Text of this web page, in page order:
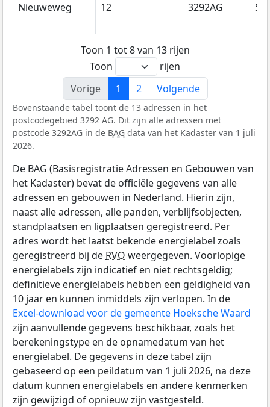
Nieuweweg 12 3292AG
Toon 1 tot 8 van 13 rijen
Toon
rijen
Vorige
1 2 Volgende
Bovenstaande tabel toont de 13 adressen in het
postcodegebied 3292 AG. Dit zijn alle adressen met
postcode 3292AG in de BAG data van het Kadaster van 1 juli
2026.
De BAG (Basisregistratie Adressen en Gebouwen van
het Kadaster) bevat de officiële gegevens van alle
adressen en gebouwen in Nederland. Hierin zijn,
naast alle adressen, alle panden, verblijfsobjecten,
standplaatsen en ligplaatsen geregistreerd. Per
adres wordt het laatst bekende energielabel zoals
geregistreerd bij de RVO weergegeven. Voorlopige
energielabels zijn indicatief en niet rechtsgeldig;
definitieve energielabels hebben een geldigheid van
10 jaar en kunnen inmiddels zijn verlopen. In de
Excel-download voor de gemeente Hoeksche Waard
zijn aanvullende gegevens beschikbaar, zoals het
berekeningstype en de opnamedatum van het
energielabel. De gegevens in deze tabel zijn
gebaseerd op een peildatum van 1 juli 2026, na deze
datum kunnen energielabels en andere kenmerken
zijn gewijzigd of opnieuw zijn vastgesteld.